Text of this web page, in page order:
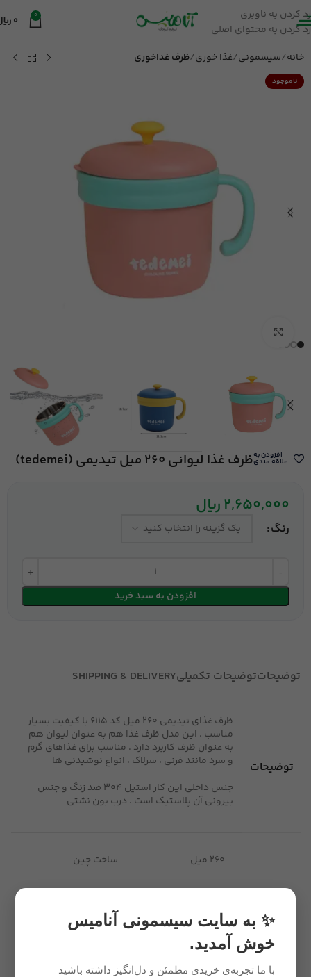
رد کردن به ناوبری
رد کردن به محتوای اصلی
0
0
خانه سیسمونی غذا خوری ظرف غداخوری
ناموجود
افزودن به
علاقه مندیظرف غذا لیوانی 260 میل تیدیمی (tedemei)
2,650,000ریال
رنگ
افزودن به سبد خرید
توضیحاتتوضیحات تکمیلیSHIPPING & DELIVERY
توضیحات
ظرف غذای تیدیمی 260 میل کد 6115 با کیفیت بسیار
مناسب . این مدل ظرف غذا هم به عنوان لیوان هم
به عنوان ظرف کاربرد دارد . مناسب برای غذاهای گرم
و سرد مانند فرنی ، سرلاک ، انواع نوشیدنی ها
جنس داخلی این کار استیل 304 ضد زنگ و جنس
بیرونی آن پلاستیک است . درب بون نشتی
مشخصات
260 میل ساخت چین
استیل 304 ضد زنگ
دو جداره
✨ به سایت سیسمونی آنامیس
خوش آمدید.
با ما تجربه‌ی خریدی مطمئن و دل‌انگیز داشته باشید